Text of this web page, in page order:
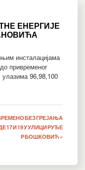
ЕНЕРГИЈЕ
инсталацијама
привременог
улазима 96,98,100
БЕЗ ГРЕЈАЊА
17 И 19 У УЛИЦИ РУЂЕ
Р БОШКОВИЋ »